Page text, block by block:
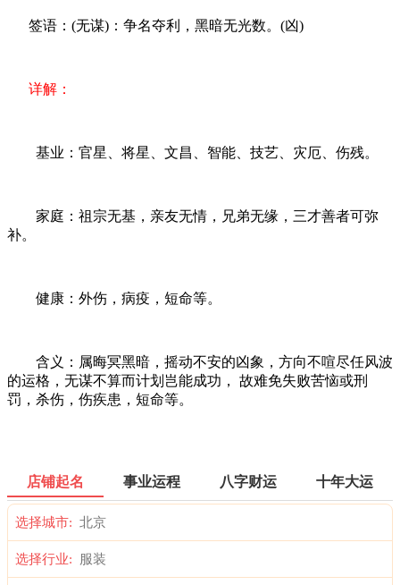
签语：(无谋)：争名夺利，黑暗无光数。(凶)
详解：
基业：官星、将星、文昌、智能、技艺、灾厄、伤残。
家庭：祖宗无基，亲友无情，兄弟无缘，三才善者可弥
补。
健康：外伤，病疫，短命等。
含义：属晦冥黑暗，摇动不安的凶象，方向不喧尽任风波
的运格，无谋不算而计划岂能成功， 故难免失败苦恼或刑
罚，杀伤，伤疾患，短命等。
店铺起名 事业运程 八字财运 十年大运
选择城市:
选择行业: